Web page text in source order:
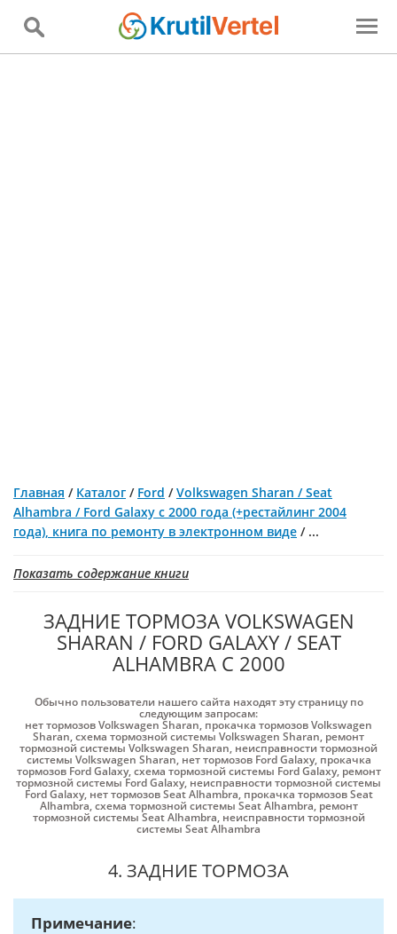
Главная / Каталог / Ford /Volkswagen Sharan / Seat
Alhambra / Ford Galaxy с 2000 года (+рестайлинг 2004
года), книга по ремонту в электронном виде / ...
Показать содержание книги
ЗАДНИЕ ТОРМОЗА VOLKSWAGEN
SHARAN / FORD GALAXY / SEAT
ALHAMBRA С 2000
Обычно пользователи нашего сайта находят эту страницу по
следующим запросам:
нет тормозов Volkswagen Sharan, прокачка тормозов Volkswagen
Sharan,схема тормозной системы Volkswagen Sharan, ремонт
тормозной системы Volkswagen Sharan, неисправности тормозной
системы Volkswagen Sharan, нет тормозов Ford Galaxy, прокачка
тормозов Ford Galaxy,схема тормозной системы Ford Galaxy, ремонт
тормозной системы Ford Galaxy, неисправности тормозной системы
Ford Galaxy, нет тормозов Seat Alhambra, прокачка тормозов Seat
Alhambra,схема тормозной системы Seat Alhambra, ремонт
тормозной системы Seat Alhambra, неисправности тормозной
системы Seat Alhambra
4. ЗАДНИЕ ТОРМОЗА
Примечание: